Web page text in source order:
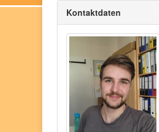
Kontaktdaten